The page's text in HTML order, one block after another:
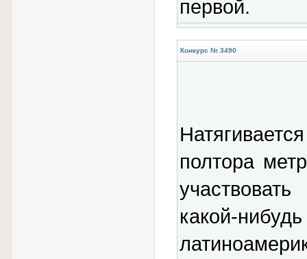
первой.
Конкурс № 3490
полтора
какой-